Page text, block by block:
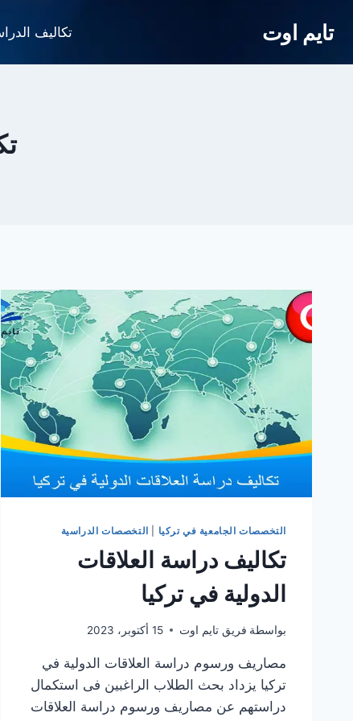
تايم اوت تكاليف
التخصصات الجامعية في تركيا التخصصات الدراسية
تكاليف دراسة العلاقات
الدولية في تركيا
بواسطة فريق تايم اوت 15 أكتوبر، 2023
مصاريف ورسوم دراسة العلاقات الدولية في
تركيا يزداد بحث الطلاب الراغبين فى استكمال
دراستهم عن مصاريف ورسوم دراسة العلاقات